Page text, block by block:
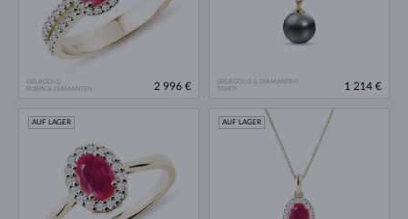
GELBGOLD
RUBIN & DIAMANTEN
2 996 €
GELBGOLD & DIAMANTEN
TAHITI
1 214 €
AUF LAGER AUF LAGER